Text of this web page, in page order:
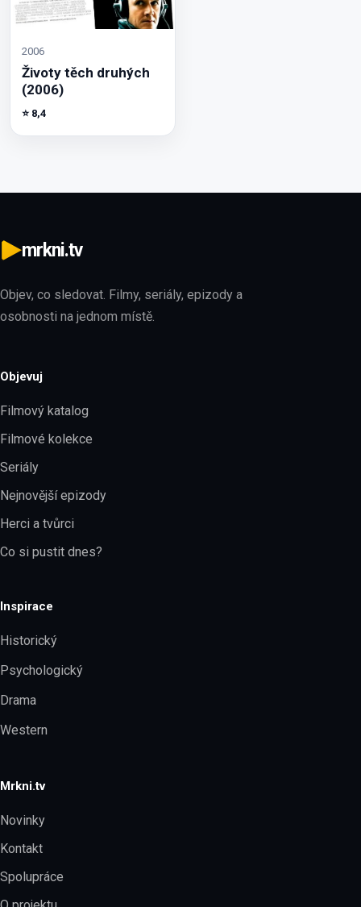
2006
Životy těch druhých
(2006)
⭐ 8,4
mrkni.tv
Objev, co sledovat. Filmy, seriály, epizody a
osobnosti na jednom místě.
Objevuj
Filmový katalog
Filmové kolekce
Seriály
Nejnovější epizody
Herci a tvůrci
Co si pustit dnes?
Inspirace
Historický
Psychologický
Drama
Western
Mrkni.tv
Novinky
Kontakt
Spolupráce